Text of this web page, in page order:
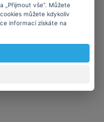
„Přijmout vše“. Můžete
můžete kdykoliv
informací získáte na